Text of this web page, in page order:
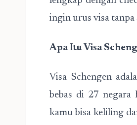
ingin urus visa tanpa
Apa Itu Visa
Visa Schengen
bebas di 27 negara
kamu bisa keliling